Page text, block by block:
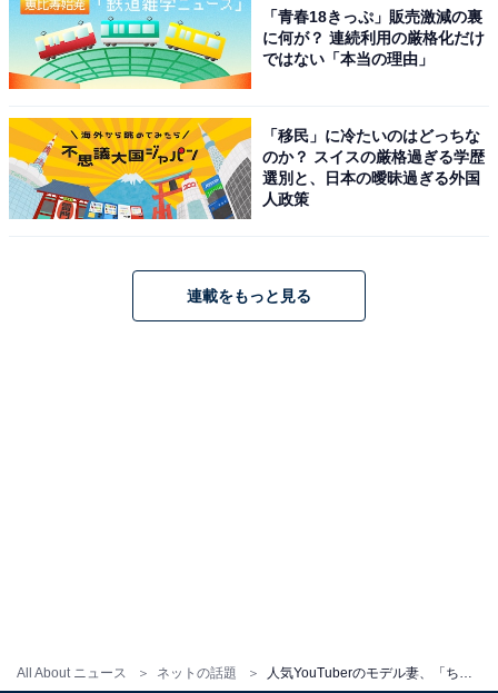
All About ニュース ネットの話題
「青春18きっぷ」販売激減の裏
に何が？ 連続利用の厳格化だけ
ではない「本当の理由」
「移民」に冷たいのはどっちな
のか？ スイスの厳格過ぎる学歴
選別と、日本の曖昧過ぎる外国
人政策
連載をもっと見る